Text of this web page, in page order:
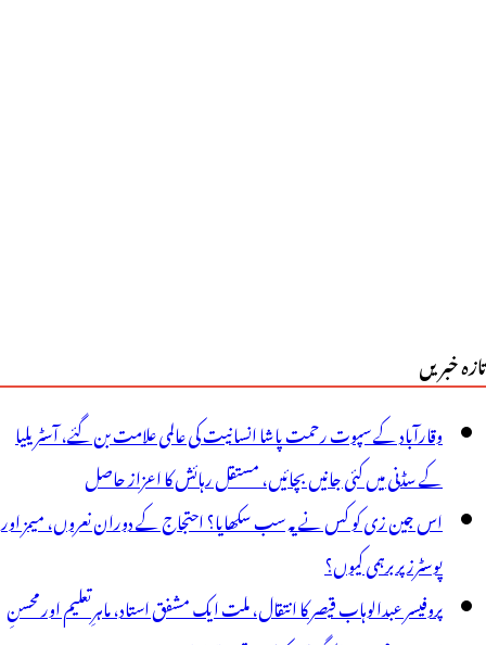
روک
دیا
تازہ خبریں
وقارآباد کے سپوت رحمت پاشا انسانیت کی عالمی علامت بن گئے، آسٹریلیا
کے سڈنی میں کئی جانیں بچائیں، مستقل رہائش کا اعزاز حاصل
اس جین زی کو کس نے یہ سب سکھایا؟ احتجاج کے دوران نعروں، میمز اور
پوسٹرز پر برہمی کیوں؟
پروفیسر عبدالوہاب قیصر کا انتقال، ملت ایک مشفق استاد، ماہرِتعلیم اور محسنِ